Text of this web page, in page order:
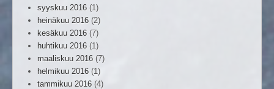
syyskuu 2016 (1)
heinäkuu 2016 (2)
kesäkuu 2016 (7)
huhtikuu 2016 (1)
maaliskuu 2016 (7)
helmikuu 2016 (1)
tammikuu 2016 (4)